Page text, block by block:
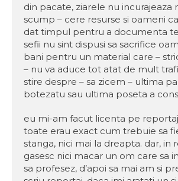
din pacate, ziarele nu incurajeaza
scump – cere resurse si oameni
dat timpul pentru a documenta
sefii nu sint dispusi sa sacrifice
bani pentru un material care –
– nu va aduce tot atat de mult
stire despre – sa zicem – ultima
botezatu sau ultima poseta a
eu mi-am facut licenta pe
toate erau exact cum trebuie sa
stanga, nici mai la dreapta. dar, in
gasesc nici macar un om care sa
sa profesez, d’apoi sa mai am si